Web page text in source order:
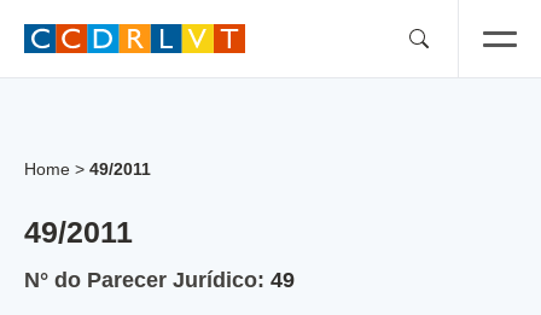
Home > 49/2011
49/2011
N° do Parecer Jurídico: 49